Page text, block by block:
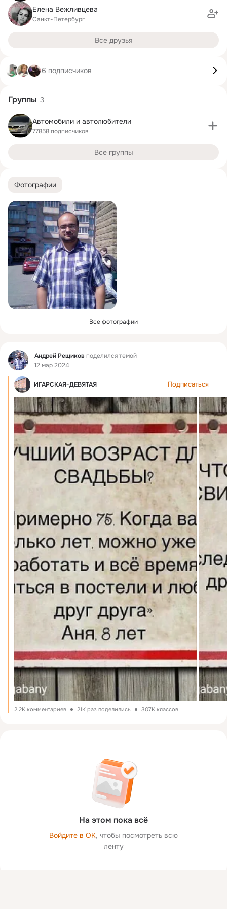
Фотографии
Все фотографии
Фид Андрей Рещиков поделился темой
12 мар 2024
ИГАРСКАЯ-ДЕВЯТАЯ Подписаться
2.2K комментариев 21K раз поделились 307K классов
На этом пока всё
Войдите в ОК, чтобы посмотреть всю
ленту
Елена Вежливцева
Санкт-Петербург
Все друзья
6 подписчиков
Группы 3
Автомобили и автолюбители
77858 подписчиков
Все группы